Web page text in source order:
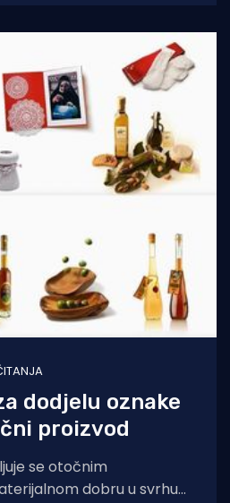
dodjelu oznake
proizvod
se otočnim
dobru u svrhu